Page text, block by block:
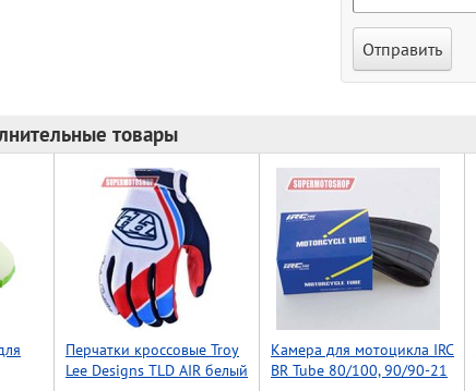
товары
Перчатки кроссовые Troy
Lee Designs TLD AIR белый
Камера для мотоцикла IRC
BR Tube 80/100, 90/90-21